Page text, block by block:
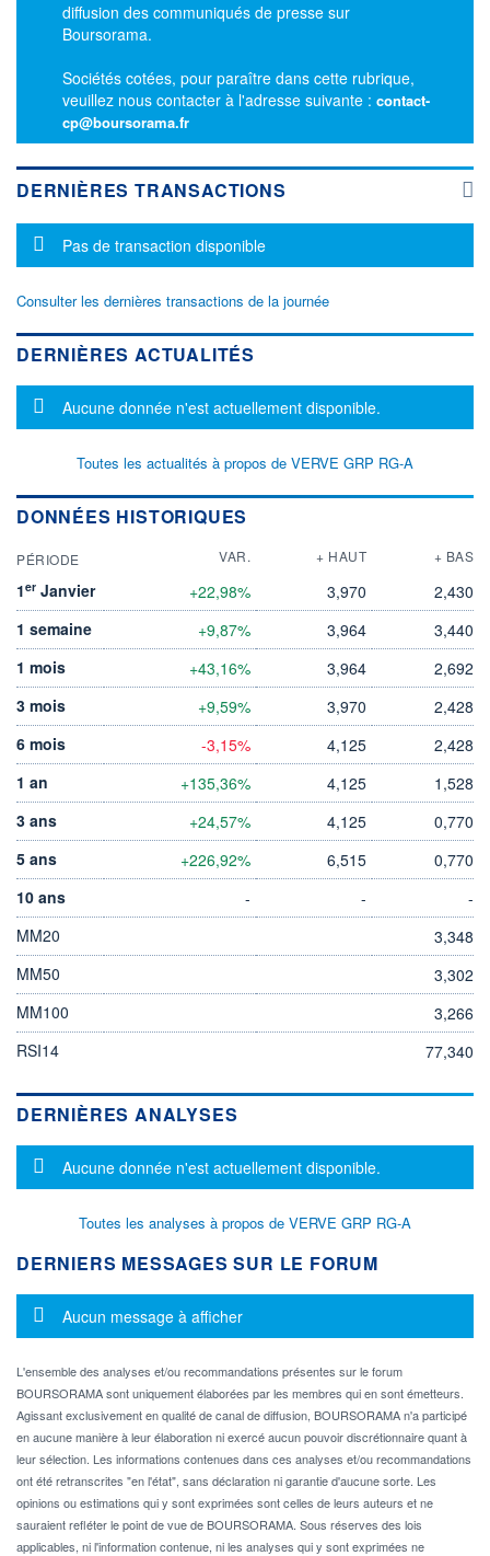
diffusion des communiqués de presse sur
Boursorama.
Sociétés cotées, pour paraître dans cette rubrique,
veuillez nous contacter à l'adresse suivante : contact-
cp@boursorama.fr
DERNIÈRES TRANSACTIONS
Message d'information
Pas de transaction disponible
Consulter les dernières transactions de la journée
DERNIÈRES ACTUALITÉS
Message d'information
Aucune donnée n'est actuellement disponible.
Toutes les actualités à propos de VERVE GRP RG-A
DONNÉES HISTORIQUES
PÉRIODE VAR. + HAUT + BAS
1er Janvier +22,98% 3,970
2,430
1 semaine
+9,87% 3,964
3,440
1 mois
+43,16% 3,964
2,692
3 mois
+9,59% 3,970
2,428
6 mois
-3,15% 4,125
2,428
1 an
+135,36% 4,125
1,528
3 ans
+24,57% 4,125
0,770
5 ans
+226,92% 6,515
0,770
10 ans
- -
-
MM20
3,348
MM50
3,302
MM100
3,266
RSI14
77,340
DERNIÈRES ANALYSES
Message d'information
Aucune donnée n'est actuellement disponible.
Toutes les analyses à propos de VERVE GRP RG-A
DERNIERS MESSAGES SUR LE FORUM
Message d'information
Aucun message à afficher
L'ensemble des analyses et/ou recommandations présentes sur le forum
BOURSORAMA sont uniquement élaborées par les membres qui en sont émetteurs.
Agissant exclusivement en qualité de canal de diffusion, BOURSORAMA n'a participé
en aucune manière à leur élaboration ni exercé aucun pouvoir discrétionnaire quant à
leur sélection. Les informations contenues dans ces analyses et/ou recommandations
ont été retranscrites "en l'état", sans déclaration ni garantie d'aucune sorte. Les
opinions ou estimations qui y sont exprimées sont celles de leurs auteurs et ne
sauraient refléter le point de vue de BOURSORAMA. Sous réserves des lois
applicables, ni l'information contenue, ni les analyses qui y sont exprimées ne